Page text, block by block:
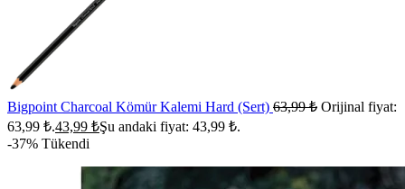
Bigpoint Charcoal Kömür Kalemi Hard (Sert) 63,99₺ Orijinal fiyat:
63,99 ₺.43,99 ₺Şu andaki fiyat: 43,99 ₺.
-37% Tükendi